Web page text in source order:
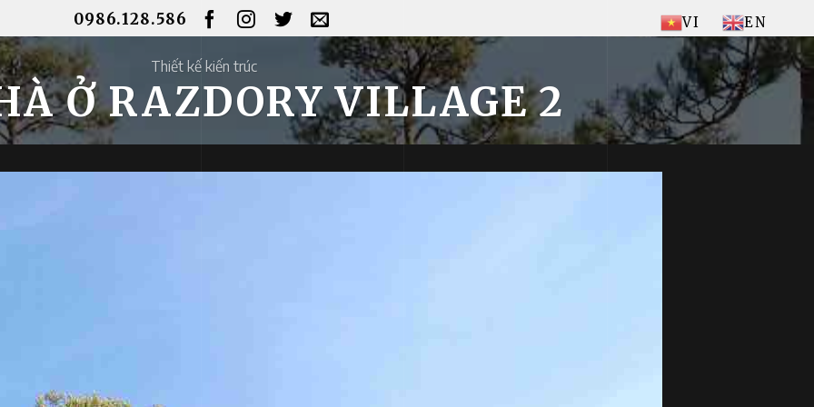
0986.128.586 VI EN
Thiết kế kiến ​​trúc
Ở RAZDORY VILLAGE 2